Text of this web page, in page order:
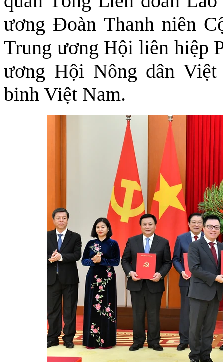
ương Đoàn Thanh niên
Trung ương Hội liên hiệp
ương Hội Nông dân
binh Việt Nam.